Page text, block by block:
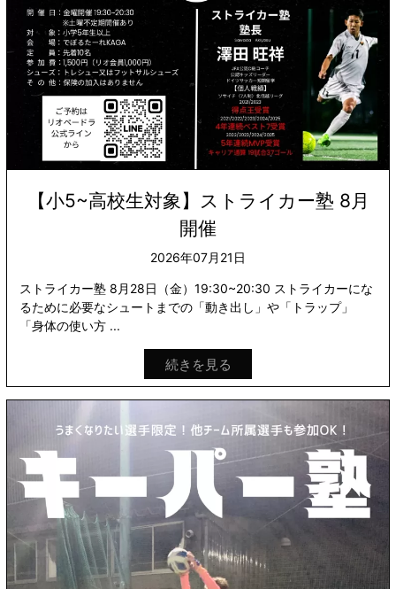
【小5~高校生対象】ストライカー塾 8月
開催
2026年07月21日
ストライカー塾 8月28日（金）19:30~20:30 ストライカーにな
るために必要なシュートまでの「動き出し」や「トラップ」
「身体の使い方 ...
続きを見る